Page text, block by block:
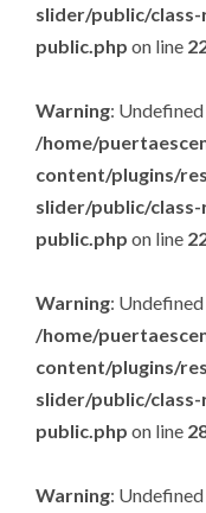
slider/public/
public.php on line
Warning:
/home/
content/plugins/
slider/public/
public.php on line
Warning:
/home/
content/plugins/
slider/public/
public.php on line
Warning: